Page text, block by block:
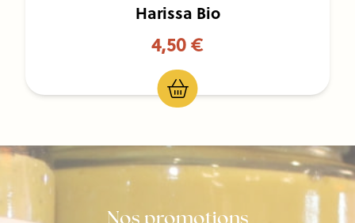
Harissa Bio
4,50 €